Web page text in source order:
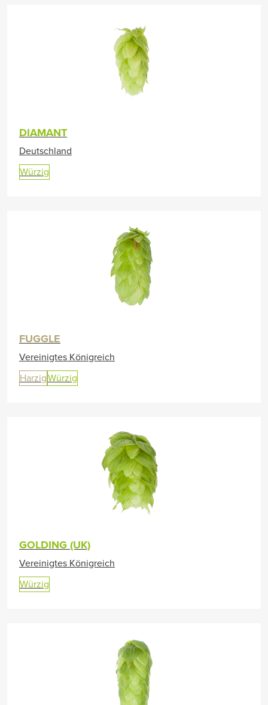
DIAMANT
Deutschland
Würzig
FUGGLE
Vereinigtes Königreich
HarzigWürzig
GOLDING (UK)
Vereinigtes Königreich
Würzig